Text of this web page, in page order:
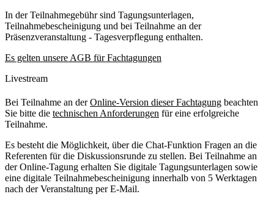
In der Teilnahmegebühr sind Tagungsunterlagen,
Teilnahmebescheinigung und bei Teilnahme an der
Präsenzveranstaltung - Tagesverpflegung enthalten.
Es gelten unsere AGB für Fachtagungen
Livestream
Bei Teilnahme an derOnline-Version dieser Fachtagung beachten
Sie bitte die technischen Anforderungen für eine erfolgreiche
Teilnahme.
Es besteht die Möglichkeit, über die Chat-Funktion Fragen an die
Referenten für die Diskussionsrunde zu stellen. Bei Teilnahme an
der Online-Tagung erhalten Sie digitale Tagungsunterlagen sowie
eine digitale Teilnahmebescheinigung innerhalb von 5 Werktagen
nach der Veranstaltung per E-Mail.